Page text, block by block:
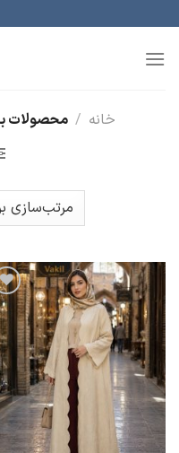
به
محتوا
خانه / محصولات
به
علاقه
ها